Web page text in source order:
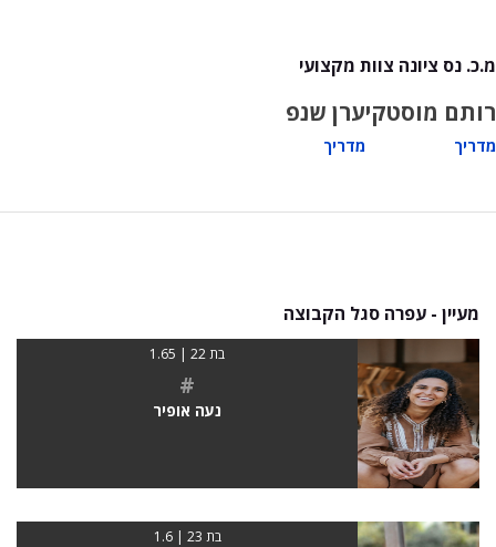
מ.כ. נס ציונה צוות מקצועי
רותם מוסטקי
מדריך
ערן שנפ
מדריך
מעיין - עפרה סגל הקבוצה
בת 22 | 1.65
#
נעה אופיר
בת 23 | 1.6